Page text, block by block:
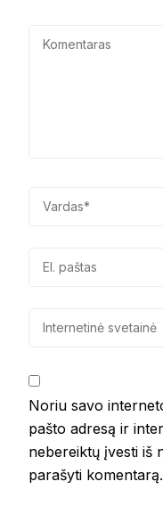
Noriu savo
pašto adresą ir
nebereiktų įvesti iš
parašyti komentarą.